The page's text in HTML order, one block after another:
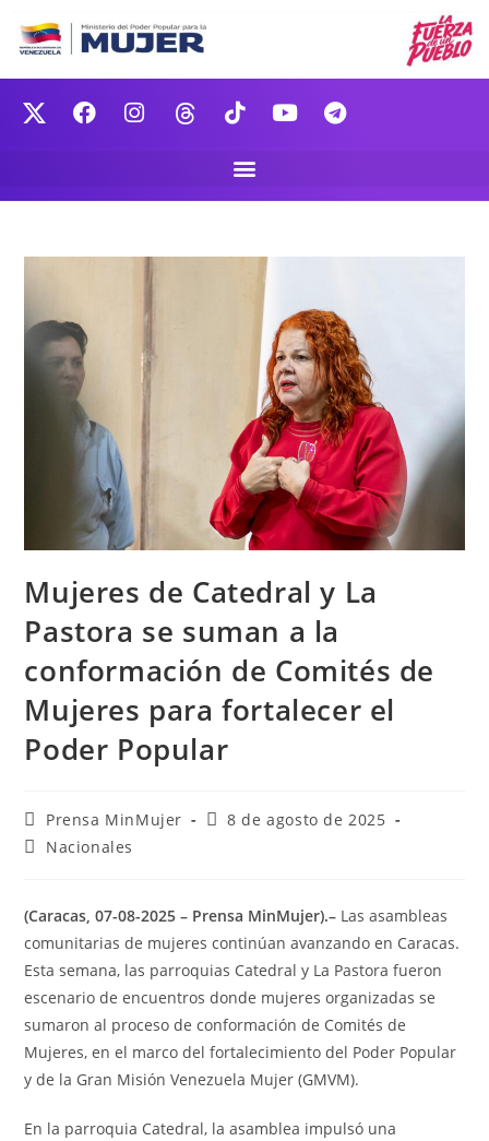
Mujeres de Catedral y La
Pastora se suman a la
conformación de Comités de
Mujeres para fortalecer el
Poder Popular
Prensa MinMujer
8 de agosto de 2025
Nacionales
(Caracas, 07-08-2025 – Prensa MinMujer).– Las asambleas
comunitarias de mujeres continúan avanzando en Caracas.
Esta semana, las parroquias Catedral y La Pastora fueron
escenario de encuentros donde mujeres organizadas se
sumaron al proceso de conformación de Comités de
Mujeres, en el marco del fortalecimiento del Poder Popular
y de la Gran Misión Venezuela Mujer (GMVM).
En la parroquia Catedral, la asamblea impulsó una